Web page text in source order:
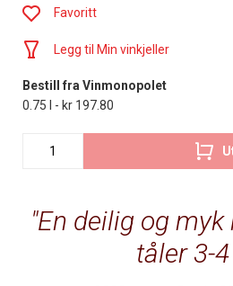
En deilig og
tåler 3-
Favoritt
Legg til Min vinkjeller
Bestill fra Vinmonopolet
0.75 l - kr 197.80